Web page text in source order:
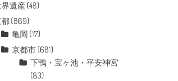
遺産 (48)
(869)
亀岡 (17)
京都市 (681)
下鴨・宝ヶ池・平安神宮
(83)